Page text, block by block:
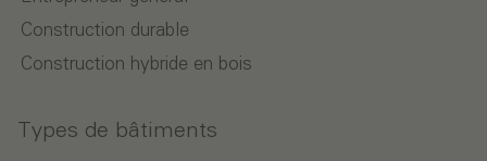
Construction durable
Construction hybride en bois
Types de bâtiments